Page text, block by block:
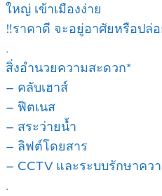
ใหญ่ เข้าเมืองง่าย
‼ราคาดี จะอยู่อาศัยหรือปล่
.
สิ่งอำนวยความสะดวก*
– คลับเฮาส์
– ฟิตเนส
– สระว่ายน้ำ
– ลิฟต์โดยสาร
– CCTV และระบบรักษาค
.